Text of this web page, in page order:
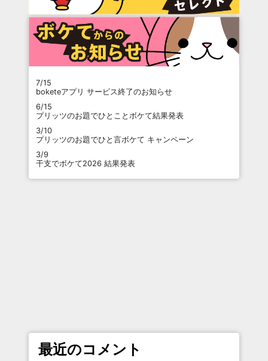
7/15
boketeアプリ サービス終了のお知らせ
6/15
プリッツのお題でひとことボケて結果発表
3/10
プリッツのお題でひと言ボケて キャンペーン
3/9
干支でボケて2026 結果発表
最近のコメント